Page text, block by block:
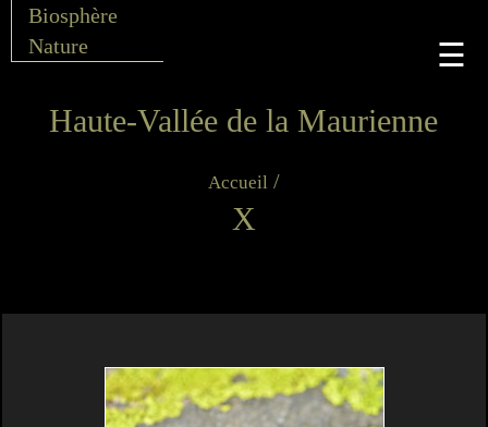
Biosphère
Nature
☰
Haute-Vallée de la Maurienne
Accueil /
X